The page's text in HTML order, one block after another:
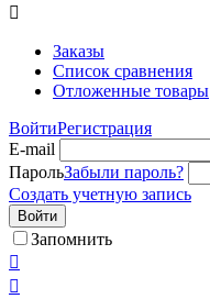

Заказы
Список сравнения
Отложенные товары
ВойтиРегистрация
E-mail
ПарольЗабыли пароль?
Создать учетную запись
Войти
Запомнить

